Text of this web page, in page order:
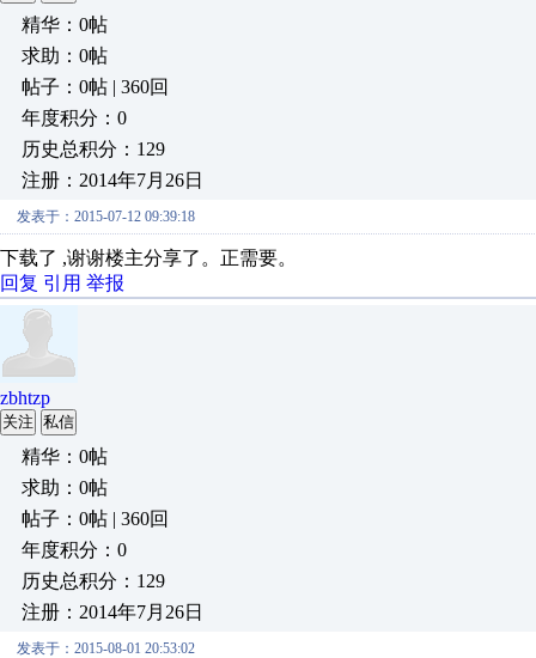
精华：0帖
求助：0帖
帖子：0帖 | 360回
年度积分：0
历史总积分：129
注册：2014年7月26日
发表于：2015-07-12 09:39:18
下载了 ,谢谢楼主分享了。正需要。
回复 引用 举报
zbhtzp
关注 私信
精华：0帖
求助：0帖
帖子：0帖 | 360回
年度积分：0
历史总积分：129
注册：2014年7月26日
发表于：2015-08-01 20:53:02